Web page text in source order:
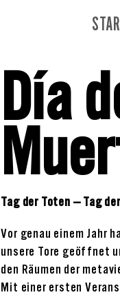
Día
Tag der Toten — Tag
Vor genau einem Jahr
unsere Tore geöffnet
den Räumen der
Mit einer ersten